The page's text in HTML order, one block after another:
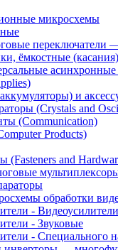
микросхемы
переключатели
ёмкостные (касания)
и
(Crystals and
(Communication)
Products)
and
обработки
-
- Звуковые
- Специального